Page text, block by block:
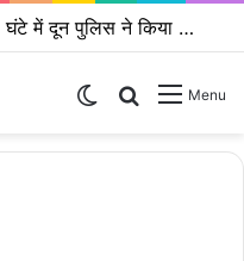
एसएसपी दून के निर्देशों पर एसपी ऋषिकेश द्वारा कावड़ मेला क्षेत्रों का किया निरीक्षण
Menu
Search for
Switch skin